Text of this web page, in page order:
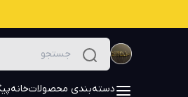
دسته‌بندی محصولاتخانه